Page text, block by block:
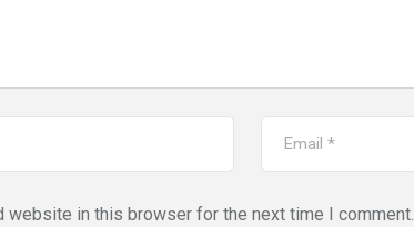
website in this browser for the next time I comment.